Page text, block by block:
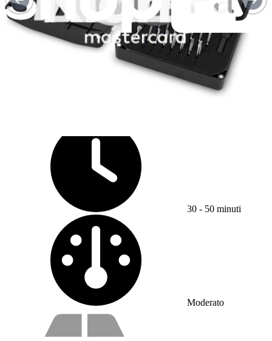
Guide Sostituzione
Sostituzione batteria Apple Watch Series 7
30 - 50 minuti
Moderato
Cosa offriamo con il nostro servizio